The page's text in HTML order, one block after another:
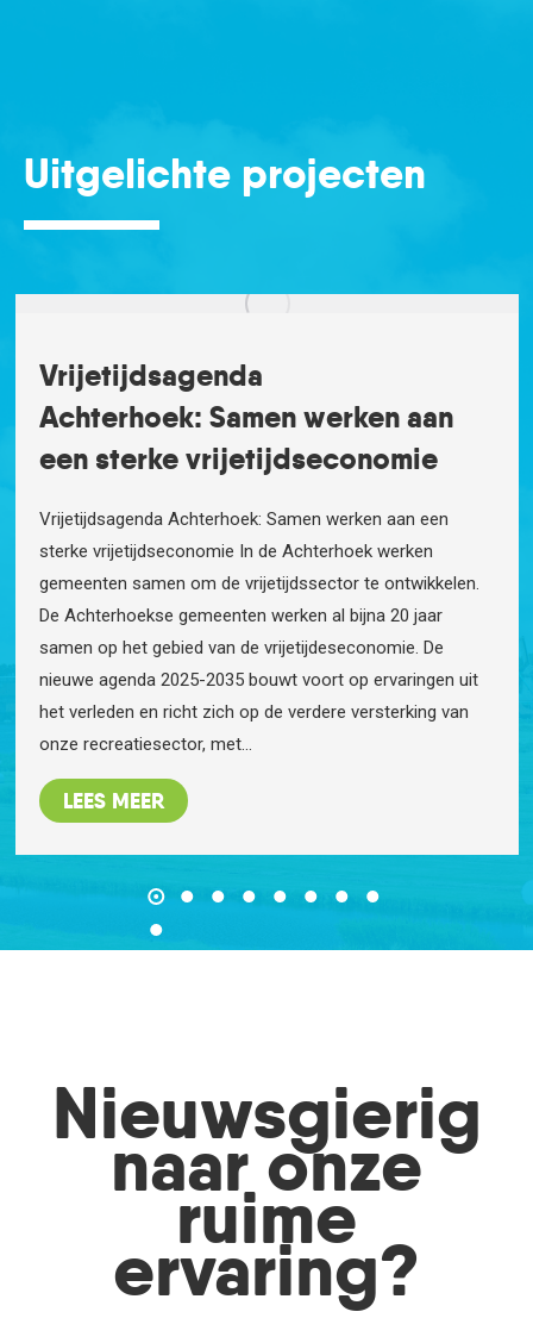
Uitgelichte projecten
Vrijetijdsagenda
Achterhoek: Samen werken aan
een sterke vrijetijdseconomie
Vrijetijdsagenda Achterhoek: Samen werken aan een
sterke vrijetijdseconomie In de Achterhoek werken
gemeenten samen om de vrijetijdssector te ontwikkelen.
De Achterhoekse gemeenten werken al bijna 20 jaar
samen op het gebied van de vrijetijdeseconomie. De
nieuwe agenda 2025-2035 bouwt voort op ervaringen uit
het verleden en richt zich op de verdere versterking van
onze recreatiesector, met…
LEES MEER
Nieuwsgierig
naar onze
ruime
ervaring?